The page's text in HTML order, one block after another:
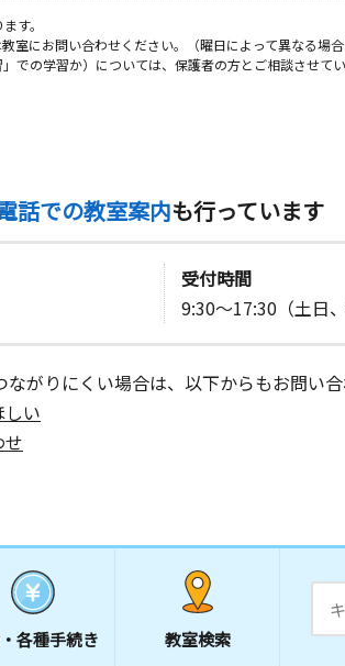
す。
にお問い合わせください。（曜日によって異なる場
の学習か）については、保護者の方とご相談させてい
話での教室案内も行っています
受付時間
9:30～17:30（土日
がりにくい場合は、以下からもお問い合
い
各種手続き 教室検索